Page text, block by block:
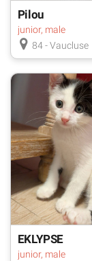
Pilou
junior, male
84 - Vaucluse
EKLYPSE
junior, male